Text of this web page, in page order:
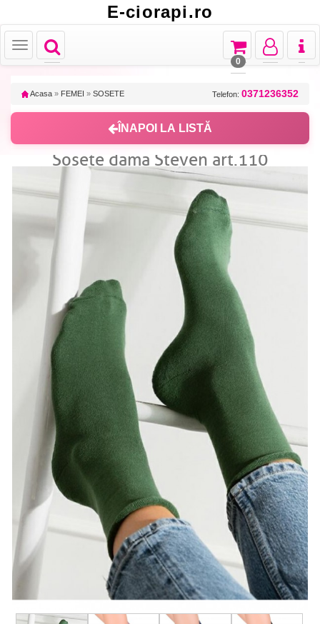
E-ciorapi.ro
Toggle
navigation
Toggle
Toggle
navigation
Toggle
navigation
Toggle
navigation
0
Acasa » FEMEI » SOSETE Telefon: 0371236352
ÎNAPOI LA LISTĂ
Sosete dama Steven art.110